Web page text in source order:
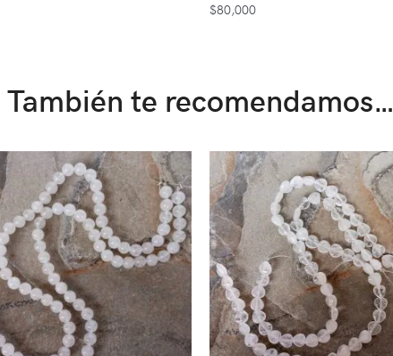
$80,000
También te recomendamos…